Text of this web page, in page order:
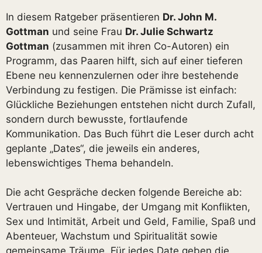
In diesem Ratgeber präsentieren Dr. John M.
Gottman und seine Frau Dr. Julie Schwartz
Gottman (zusammen mit ihren Co-Autoren) ein
Programm, das Paaren hilft, sich auf einer tieferen
Ebene neu kennenzulernen oder ihre bestehende
Verbindung zu festigen. Die Prämisse ist einfach:
Glückliche Beziehungen entstehen nicht durch Zufall,
sondern durch bewusste, fortlaufende
Kommunikation. Das Buch führt die Leser durch acht
geplante „Dates“, die jeweils ein anderes,
lebenswichtiges Thema behandeln.
Die acht Gespräche decken folgende Bereiche ab:
Vertrauen und Hingabe, der Umgang mit Konflikten,
Sex und Intimität, Arbeit und Geld, Familie, Spaß und
Abenteuer, Wachstum und Spiritualität sowie